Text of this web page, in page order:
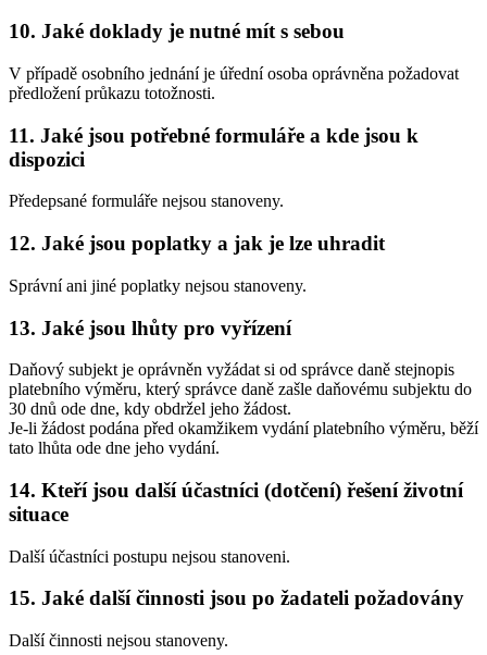
10. Jaké doklady je nutné mít s sebou
V případě osobního jednání je úřední osoba oprávněna požadovat
předložení průkazu totožnosti.
11. Jaké jsou potřebné formuláře a kde jsou k
dispozici
Předepsané formuláře nejsou stanoveny.
12. Jaké jsou poplatky a jak je lze uhradit
Správní ani jiné poplatky nejsou stanoveny.
13. Jaké jsou lhůty pro vyřízení
Daňový subjekt je oprávněn vyžádat si od správce daně stejnopis
platebního výměru, který správce daně zašle daňovému subjektu do
30 dnů ode dne, kdy obdržel jeho žádost.
Je-li žádost podána před okamžikem vydání platebního výměru, běží
tato lhůta ode dne jeho vydání.
14. Kteří jsou další účastníci (dotčení) řešení životní
situace
Další účastníci postupu nejsou stanoveni.
15. Jaké další činnosti jsou po žadateli požadovány
Další činnosti nejsou stanoveny.